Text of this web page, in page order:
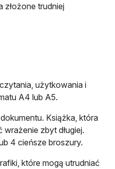
złożone trudniej
użytkowania i
A4 lub A5.
Książka, która
zbyt długiej.
4 cieńsze broszury.
które mogą utrudniać